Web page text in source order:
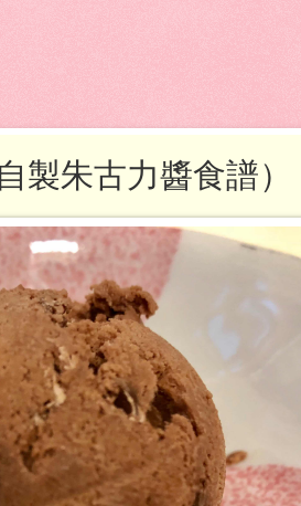
製朱古力醬食譜）